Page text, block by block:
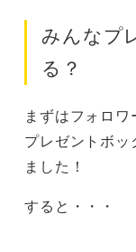
みんなプ
る？
まずはフォロ
プレゼントボ
ました！
すると・・・